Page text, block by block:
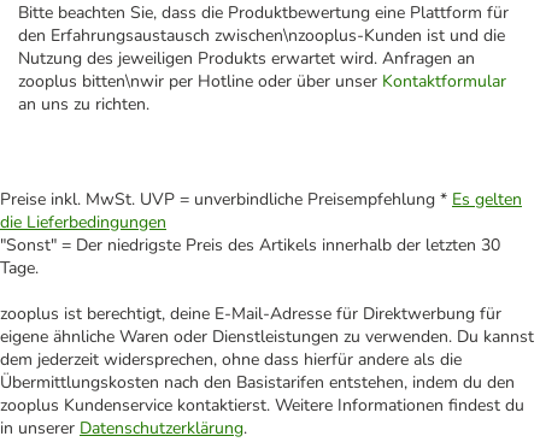
Bitte beachten Sie, dass die Produktbewertung eine Plattform für
den Erfahrungsaustausch zwischen\nzooplus-Kunden ist und die
Nutzung des jeweiligen Produkts erwartet wird. Anfragen an
zooplus bitten\nwir per Hotline oder über unser Kontaktformular
an uns zu richten.
Preise inkl. MwSt. UVP = unverbindliche Preisempfehlung * Es gelten
die Lieferbedingungen
"Sonst" = Der niedrigste Preis des Artikels innerhalb der letzten 30
Tage.
zooplus ist berechtigt, deine E-Mail-Adresse für Direktwerbung für
eigene ähnliche Waren oder Dienstleistungen zu verwenden. Du kannst
dem jederzeit widersprechen, ohne dass hierfür andere als die
Übermittlungskosten nach den Basistarifen entstehen, indem du den
zooplus Kundenservice kontaktierst. Weitere Informationen findest du
in unserer Datenschutzerklärung.